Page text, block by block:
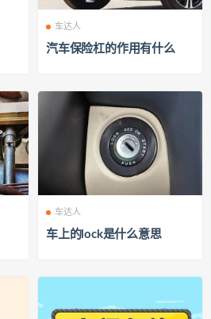
车达人
汽车保险杠的作用有什么
车达人
车上的lock是什么意思